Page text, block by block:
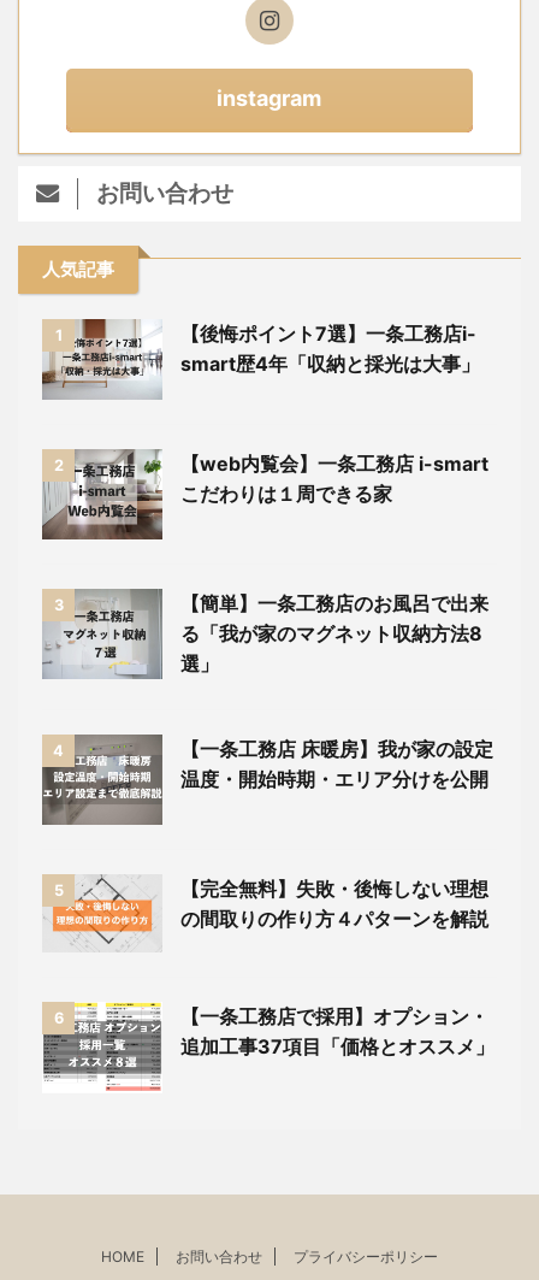
instagram
お問い合わせ
人気記事
1
【後悔ポイント7選】一条工務店i-
smart歴4年「収納と採光は大事」
2
【web内覧会】一条工務店 i-smart
こだわりは１周できる家
3
【簡単】一条工務店のお風呂で出来
る「我が家のマグネット収納方法8
選」
4
【一条工務店 床暖房】我が家の設定
温度・開始時期・エリア分けを公開
5
【完全無料】失敗・後悔しない理想
の間取りの作り方４パターンを解説
6
【一条工務店で採用】オプション・
追加工事37項目「価格とオススメ」
HOME お問い合わせ プライバシーポリシー